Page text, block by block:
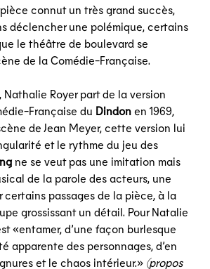
connut un très grand succès,
déclencher une polémique, certains
le théâtre de boulevard se
de la Comédie-Française.
Nathalie Royer part de la version
Française du Dindon en 1969,
de Jean Meyer, cette version lui
et le rythme du jeu des
ne se veut pas une imitation mais
de la parole des acteurs, une
certains passages de la pièce, à la
grossissant un détail. Pour Natalie
«entamer, d’une façon burlesque
apparente des personnages, d’en
et le chaos intérieur.» (propos